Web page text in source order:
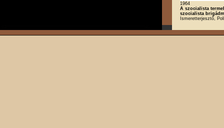
1964
A szocialista
szocialista
Ismeretterjesztő,